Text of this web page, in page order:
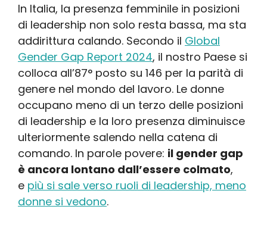
In Italia, la presenza femminile in posizioni
di leadership non solo resta bassa, ma sta
addirittura calando. Secondo il Global
Gender Gap Report 2024, il nostro Paese si
colloca all’87° posto su 146 per la parità di
genere nel mondo del lavoro. Le donne
occupano meno di un terzo delle posizioni
di leadership e la loro presenza diminuisce
ulteriormente salendo nella catena di
comando. In parole povere: il gender gap
è ancora lontano dall’essere colmato,
e più si sale verso ruoli di leadership, meno
donne si vedono.